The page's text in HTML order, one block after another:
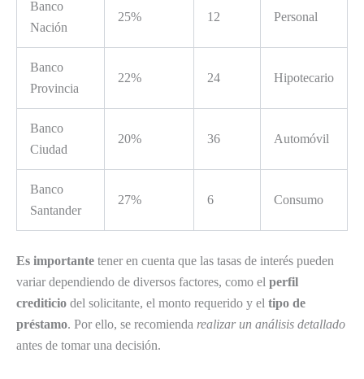
Banco
Nación
25% 12 Personal
Banco
Provincia
22% 24 Hipotecario
Banco
Ciudad
20% 36 Automóvil
Banco
Santander
27% 6 Consumo
Es importante tener en cuenta que las tasas de interés pueden
variar dependiendo de diversos factores, como el perfil
crediticio del solicitante, el monto requerido y el tipo de
préstamo. Por ello, se recomienda realizar un análisis detallado
antes de tomar una decisión.